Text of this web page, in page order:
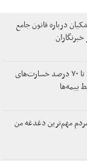
درباره قانون جامع
پوشش ۶۰ تا ۷۰ درصد خسارت‌های
بیمه‌ها
مهم‌ترین دغدغه من